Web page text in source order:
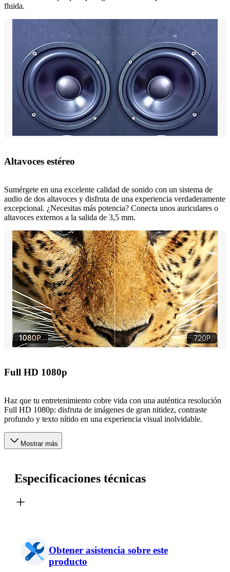
fluida.
Altavoces estéreo
Sumérgete en una excelente calidad de sonido con un sistema de
audio de dos altavoces y disfruta de una experiencia verdaderamente
excepcional. ¿Necesitas más potencia? Conecta unos auriculares o
altavoces externos a la salida de 3,5 mm.
Full HD 1080p
Haz que tu entretenimiento cobre vida con una auténtica resolución
Full HD 1080p: disfruta de imágenes de gran nitidez, contraste
profundo y texto nítido en una experiencia visual inolvidable.
Mostrar más
Especificaciones técnicas
Obtener asistencia sobre este
producto